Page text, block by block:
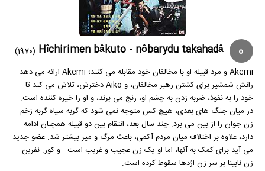
0
Hîchirimen bâkuto - nôbarydu takahadâ
(1970)
Akemi و مرد قبیله او با مخالفان خود مقابله می کنند؛ Akemi ارائه می دهد
رانش شمشیر برای کشتن رهبر مخالفان، و Aiko دخترش، تلاش می کند تا
خود را به نفوذ، ضربه زدن به چشم او، رنج می برند، و او را خیره کننده است.
در میان جنگ های بعدی، هیچ کس متوجه نمی شود که گربه سیاه گربه زخم
زن جوان را از بین می برد. چند سال بعد، انتقام بین دو قبیله همچنان ادامه
دارد، علاوه بر اختلاف میان مردم آکمی، باعث مرگ و میر بیشتر شد. عضو جدید
می آید برای کمک به آنها، اما او یک زن عجیب و غریب است - و کور. نفرین
زن نابینا بر سر زن اژدها سقوط کرده است.